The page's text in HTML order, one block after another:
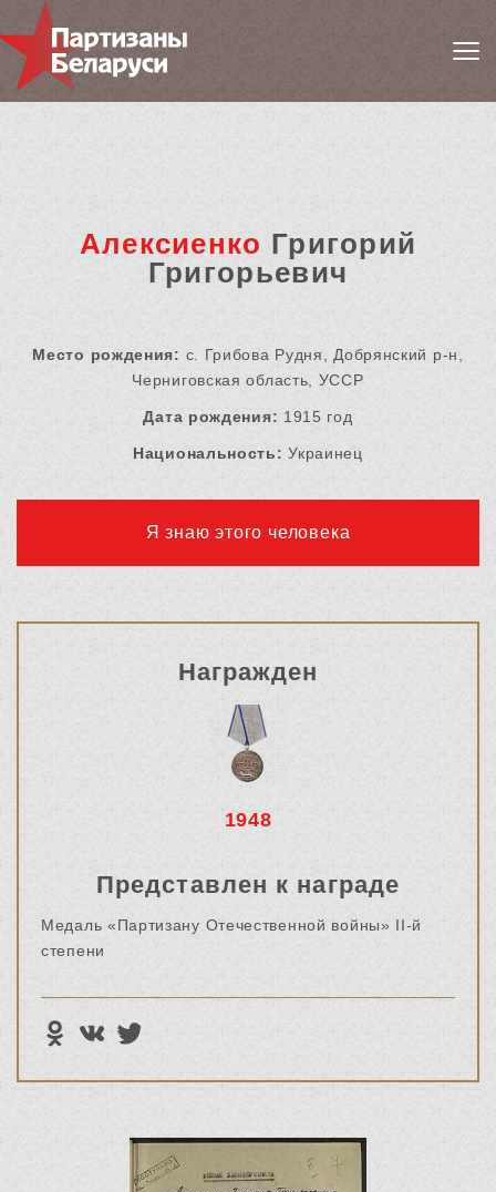
Алексиенко Григорий
Григорьевич
Место рождения: с. Грибова Рудня, Добрянский р-н,
Черниговская область, УССР
Дата рождения: 1915 год
Национальность: Украинец
Я знаю этого человека
Награжден
1948
Представлен к награде
Медаль «Партизану Отечественной войны» II-й
степени